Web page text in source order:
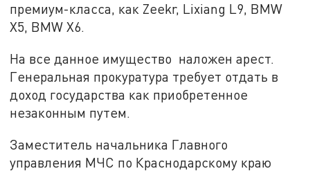
премиум-класса, как Zeekr, Lixiang L9, BMW
X5, BMW X6.
На все данное имущество наложен арест.
Генеральная прокуратура требует отдать в
доход государства как приобретенное
незаконным путем.
Заместитель начальника Главного
управления МЧС по Краснодарскому краю